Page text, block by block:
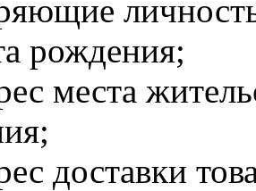
рождения;
места
доставки